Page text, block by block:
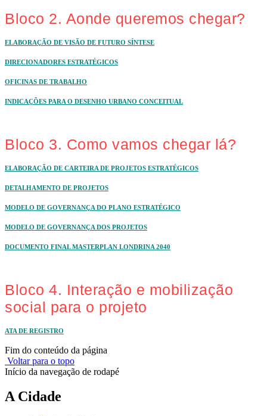
Bloco 2. Aonde queremos chegar?
ELABORAÇÃO DE VISÃO DE FUTURO SÍNTESE
DIRECIONADORES ESTRATÉGICOS
OFICINAS DE TRABALHO
INDICAÇÕES PARA O DESENHO URBANO CONCEITUAL
Bloco 3. Como vamos chegar lá?
ELABORAÇÃO DE CARTEIRA DE PROJETOS ESTRATÉGICOS
DETALHAMENTO DE PROJETOS
MODELO DE GOVERNANÇA DO PLANO ESTRATÉGICO
MODELO DE GOVERNANÇA DOS PROJETOS
DOCUMENTO FINAL MASTERPLAN LONDRINA 2040
Bloco 4. Interação e mobilização
social para o projeto
ATA DE REGISTRO
Fim do conteúdo da página
Voltar para o topo
Início da navegação de rodapé
A Cidade